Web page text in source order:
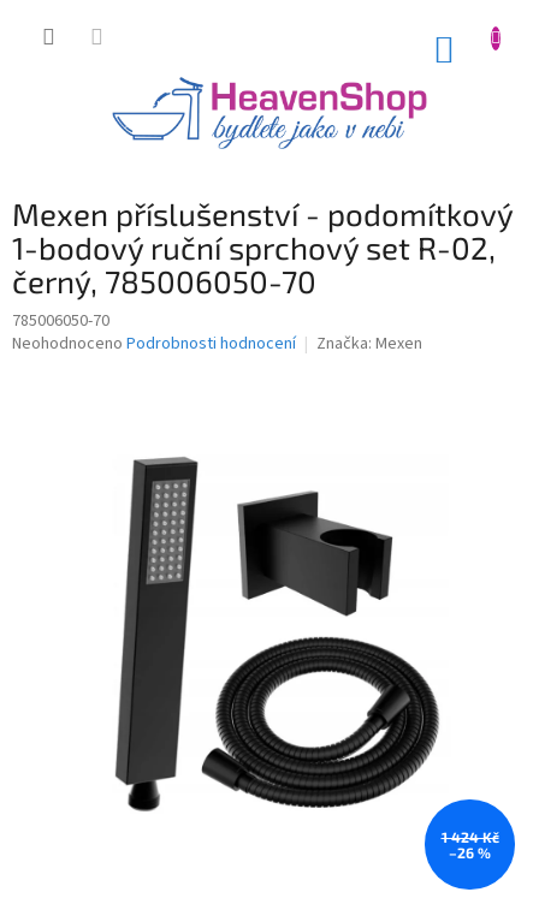
Mexen příslušenství - podomítkový
1-bodový ruční sprchový set R-02,
černý, 785006050-70
785006050-70
Průměrné
Neohodnoceno Podrobnosti hodnocení Značka: Mexen
1 424 Kč
–26 %